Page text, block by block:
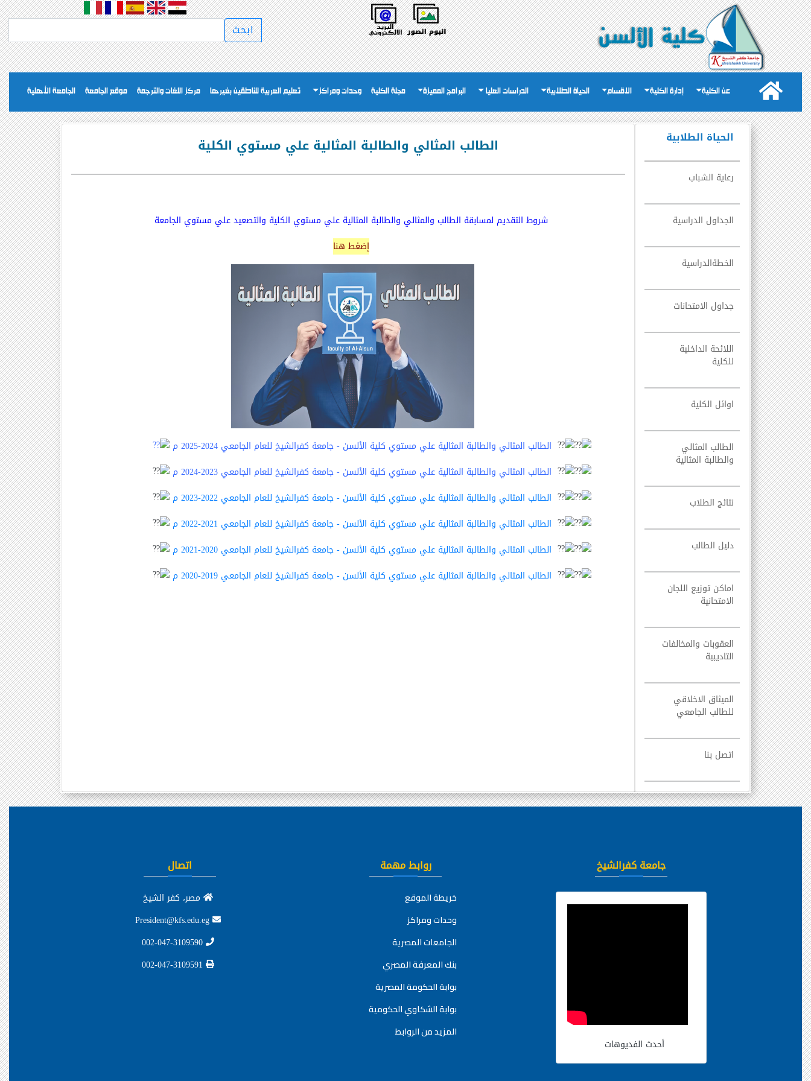
عن الكلية إدارة الكلية الاقسام الحياة الطلابية الدراسات العليا البرامج المميزة مجلة الكلية وحدات ومراكز تعليم العربية للناطقين بغيرها مركز اللغات والترجمة موقع الجامعة الجامعة الأهلية
الحياة الطلابية
رعاية الشباب
الجداول الدراسية
الخطةالدراسية
جداول الامتحانات
اللائحة الداخلية
للكلية
اوائل الكلية
الطالب المثالي
والطالبة المثالية
نتائج الطلاب
دليل الطالب
اماكن توزيع اللجان
الامتحانية
العقوبات والمخالفات
التاديبية
الميثاق الاخلاقي
للطالب الجامعي
اتصل بنا
الطالب المثالي والطالبة المثالية علي مستوي الكلية
شروط التقديم لمسابقة الطالب والمثالي والطالبة المثالية علي مستوي الكلية والتصعيد علي مستوي الجامعة
إضغط هنا
الطالب المثالي والطالبة المثالية علي مستوي كلية الألسن - جامعة كفرالشيخ للعام الجامعي 2024-2025 م
الطالب المثالي والطالبة المثالية علي مستوي كلية الألسن - جامعة كفرالشيخ للعام الجامعي 2023-2024 م
الطالب المثالي والطالبة المثالية علي مستوي كلية الألسن - جامعة كفرالشيخ للعام الجامعي 2022-2023 م
الطالب المثالي والطالبة المثالية علي مستوي كلية الألسن - جامعة كفرالشيخ للعام الجامعي 2021-2022 م
الطالب المثالي والطالبة المثالية علي مستوي كلية الألسن - جامعة كفرالشيخ للعام الجامعي 2020-2021 م
الطالب المثالي والطالبة المثالية علي مستوي كلية الألسن - جامعة كفرالشيخ للعام الجامعي 2019-2020 م
جامعة كفرالشيخ
أحدث الفديوهات
روابط مهمة
خريطة الموقع
وحدات ومراكز
الجامعات المصرية
بنك المعرفة المصري
بوابة الحكومة المصرية
بوابة الشكاوي الحكومية
المزيد من الروابط
اتصال
مصر، كفر الشيخ